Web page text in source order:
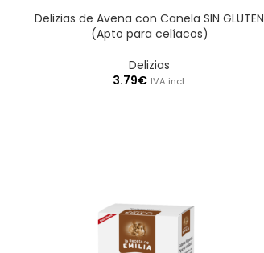
Delizias de Avena con Canela SIN GLUTEN
(Apto para celíacos)
Delizias
3.79€ IVA incl.